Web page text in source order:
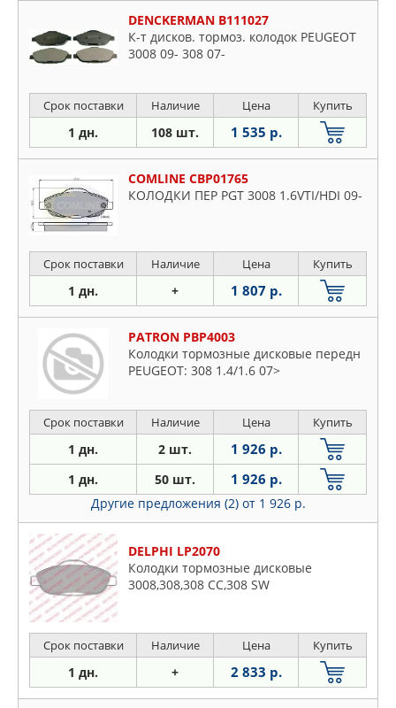
DENCKERMAN B111027
К-т дисков. тормоз. колодок PEUGEOT
3008 09- 308 07-
Срок поставки Наличие Цена Купить
1 дн. 108 шт. 1 535 р.
COMLINE CBP01765
КОЛОДКИ ПЕР PGT 3008 1.6VTI/HDI 09-
Срок поставки Наличие Цена Купить
1 дн. + 1 807 р.
PATRON PBP4003
Колодки тормозные дисковые передн
PEUGEOT: 308 1.4/1.6 07>
Срок поставки Наличие Цена Купить
1 дн. 2 шт. 1 926 р.
1 дн. 50 шт. 1 926 р.
Другие предложения (2) от 1 926 р.
DELPHI LP2070
Колодки тормозные дисковые
3008,308,308 CC,308 SW
Срок поставки Наличие Цена Купить
1 дн. + 2 833 р.